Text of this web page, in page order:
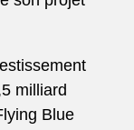
milliard
Blue